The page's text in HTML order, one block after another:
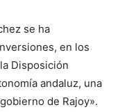
se ha
en los
Disposición
andaluz, una
de Rajoy».